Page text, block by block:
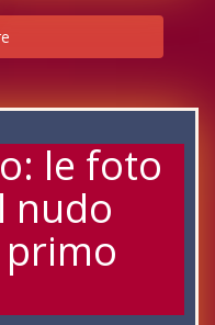
le foto
nudo